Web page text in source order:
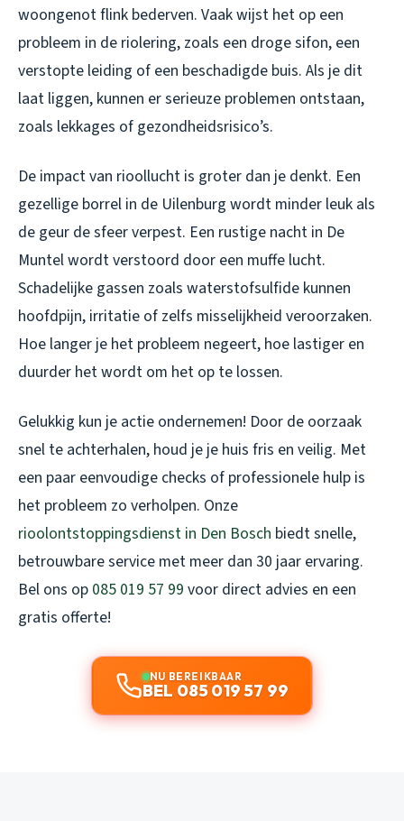
woongenot flink bederven. Vaak wijst het op een
probleem in de riolering, zoals een droge sifon, een
verstopte leiding of een beschadigde buis. Als je dit
laat liggen, kunnen er serieuze problemen ontstaan,
zoals lekkages of gezondheidsrisico’s.
De impact van rioollucht is groter dan je denkt. Een
gezellige borrel in de Uilenburg wordt minder leuk als
de geur de sfeer verpest. Een rustige nacht in De
Muntel wordt verstoord door een muffe lucht.
Schadelijke gassen zoals waterstofsulfide kunnen
hoofdpijn, irritatie of zelfs misselijkheid veroorzaken.
Hoe langer je het probleem negeert, hoe lastiger en
duurder het wordt om het op te lossen.
Gelukkig kun je actie ondernemen! Door de oorzaak
snel te achterhalen, houd je je huis fris en veilig. Met
een paar eenvoudige checks of professionele hulp is
het probleem zo verholpen. Onze
rioolontstoppingsdienst in Den Bosch biedt snelle,
betrouwbare service met meer dan 30 jaar ervaring.
Bel ons op 085 019 57 99 voor direct advies en een
gratis offerte!
NU BEREIKBAAR
BEL 085 019 57 99